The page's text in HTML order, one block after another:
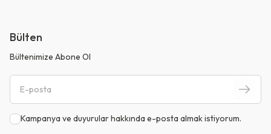
Bülten
Bültenimize Abone Ol
Kampanya ve duyurular hakkında e-posta almak istiyorum.